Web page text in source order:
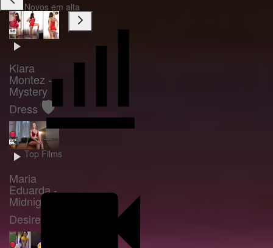
Kiara
Montez -
Mystery
Dress 🛡️
Maria
Eduarda -
Midnight
Desire
Novos em alta
Top Films